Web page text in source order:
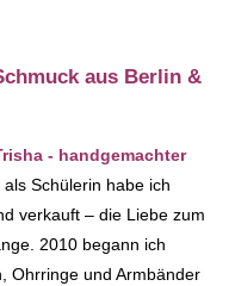
aus Berlin &
- handgemachter
als Schülerin habe ich
verkauft – die Liebe zum
2010 begann ich
Ohrringe und Armbänder